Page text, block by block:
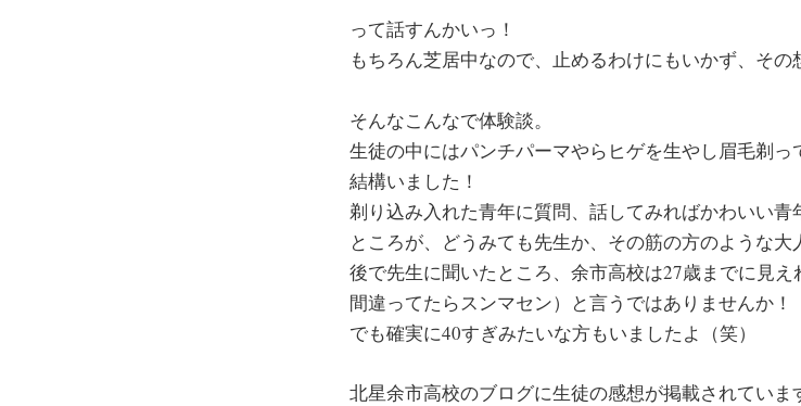
って話すんかいっ！
もちろん芝居中なので、止めるわけにもいかず、その
そんなこんなで体験談。
生徒の中にはパンチパーマやらヒゲを生やし眉毛剃
結構いました！
剃り込み入れた青年に質問、話してみればかわいい青
ところが、どうみても先生か、その筋の方のような大
後で先生に聞いたところ、余市高校は27歳までに見
間違ってたらスンマセン）と言うではありませんか！
でも確実に40すぎみたいな方もいましたよ（笑）
北星余市高校のブログに生徒の感想が掲載されていま